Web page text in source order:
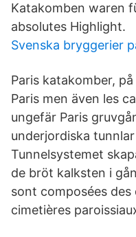
Katakomben waren
absolutes Highlight.
Svenska bryggerier
Paris katakomber,
Paris men även les
ungefär Paris
underjordiska
Tunnelsystemet
de bröt kalksten i
sont composées des
cimetières